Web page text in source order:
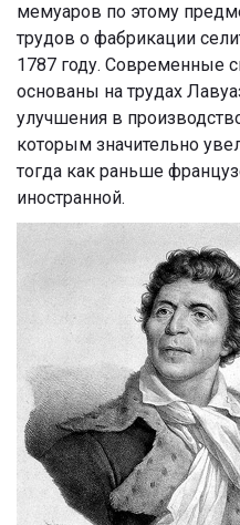
мемуаров по этому
трудов о фабрикации
1787 году. Современные
основаны на трудах
улучшения в
которым значительно
тогда как раньше
иностранной.